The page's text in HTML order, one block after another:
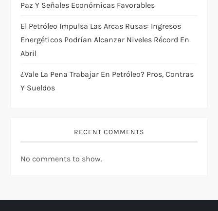
o
n
Paz Y Señales Económicas Favorables
El Petróleo Impulsa Las Arcas Rusas: Ingresos
Energéticos Podrían Alcanzar Niveles Récord En
Abril
¿Vale La Pena Trabajar En Petróleo? Pros, Contras
Y Sueldos
RECENT COMMENTS
No comments to show.